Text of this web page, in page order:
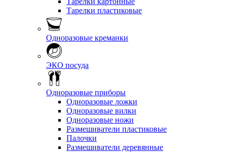
Тарелки пластиковые
Одноразовые креманки
ЭКО посуда
Одноразовые приборы
Одноразовые ложки
Одноразовые вилки
Одноразовые ножи
Размешиватели пластиковые
Палочки
Размешиватели деревянные